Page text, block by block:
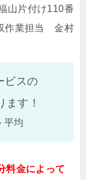
山片付け110番
作業担当 金村
ビスの
ます！
平均
料金によって